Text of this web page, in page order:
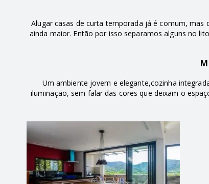
Alugar casas de curta temporada já é comum,
ainda maior. Então por isso separamos alguns no
Um ambiente jovem e elegante,cozinha
iluminação, sem falar das cores que deixam o